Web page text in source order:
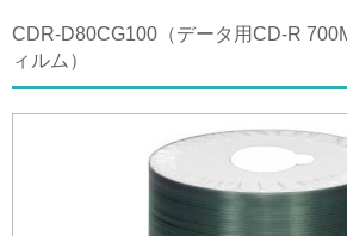
CDR-D80CG100（データ用CD-R
ィルム）